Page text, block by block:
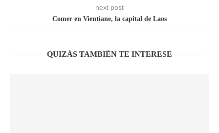
next post
Comer en Vientiane, la capital de Laos
QUIZÁS TAMBIÉN TE INTERESE